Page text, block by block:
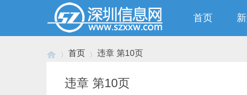
首页
首页 违章 第10页
违章 第10页